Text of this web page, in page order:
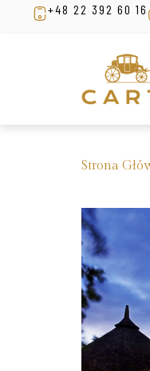
+48 22 392 60 16
Strona